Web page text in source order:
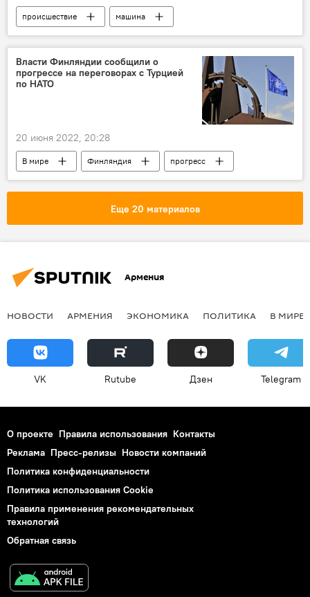
происшествие
машина
Новости Армения
Власти Финляндии сообщили о
прогрессе на переговорах с Турцией
по НАТО
20 июня 2022, 20:28
В мире Финляндия
прогресс
переговоры
Турция
НАТО
Еще 20 материалов
Армения
НОВОСТИ АРМЕНИЯ ЭКОНОМИКА ПОЛИТИКА В МИРЕ
VK Rutube Дзен Telegram
О проекте Правила использования Контакты
Реклама Пресс-релизы Новости компаний
Политика конфиденциальности
Политика использования Cookie
Правила применения рекомендательных
технологий
Обратная связь